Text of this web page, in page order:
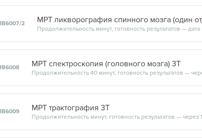
2 МРТ ликворография спинного мозга (один
МРТ спектроскопия (головного мозга) 3Т
Продолжительность 40 минут, готовность результатов —
МРТ трактография 3Т
Продолжительность минут, готовность результатов — через